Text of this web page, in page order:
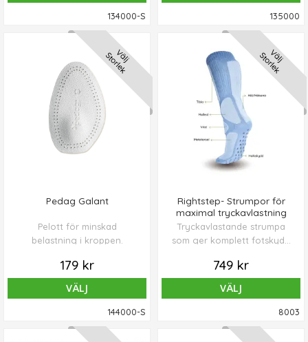
134000-S 135000
Välj
Storlek
Pedag Galant
Pelott för minskad
belastning i kroppen.
179 kr
VÄLJ
144000-S
Välj
Storlek
Rightstep- Strumpor för
maximal tryckavlastning
Tryckavlastande strumpa
som ger komplett fotskydd
stillasittande patienter.
749 kr
VÄLJ
8003